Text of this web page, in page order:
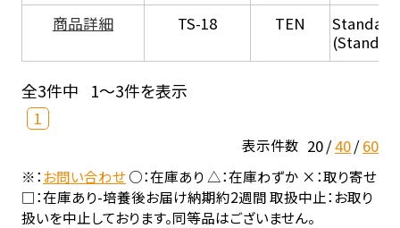
商品詳細
TS-18 TEN
全3件中 1～3件を表示
1
表示件数 20 40 60
※：お問い合わせ○：在庫あり △：在庫わずか ×：取り寄せ
□：在庫あり-培養後お届け納期約2週間 取扱中止：お取り
扱いを中止しております。同等品はございません。